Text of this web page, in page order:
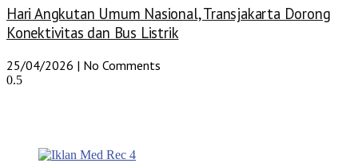
Hari Angkutan Umum Nasional, Transjakarta Dorong
Konektivitas dan Bus Listrik
25/04/2026 No Comments